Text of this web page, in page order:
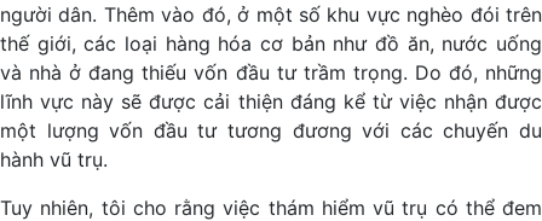
người dân. Thêm vào đó, ở một số khu vực nghèo đói trên
thế giới, các loại hàng hóa cơ bản như đồ ăn, nước uống
và nhà ở đang thiếu vốn đầu tư trầm trọng. Do đó, những
lĩnh vực này sẽ được cải thiện đáng kể từ việc nhận được
một lượng vốn đầu tư tương đương với các chuyến du
hành vũ trụ.
Tuy nhiên, tôi cho rằng việc thám hiểm vũ trụ có thể đem